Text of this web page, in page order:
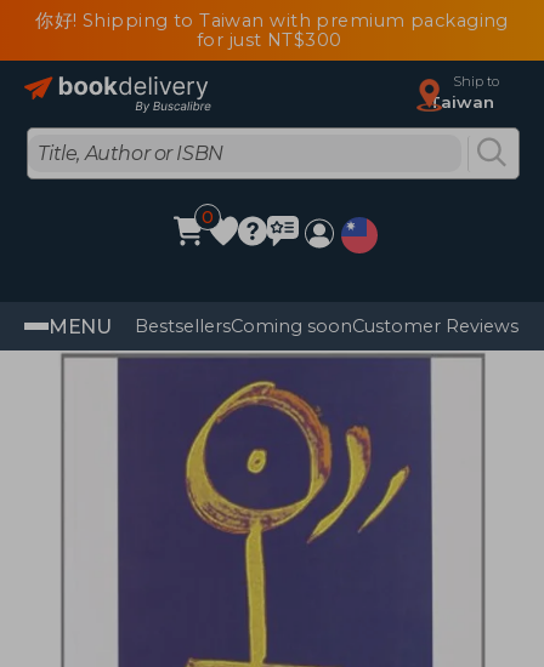
你好! Shipping to Taiwan with premium packaging
for just NT$300
Ship to
Taiwan
0
MENU BestsellersComing soonCustomer Reviews